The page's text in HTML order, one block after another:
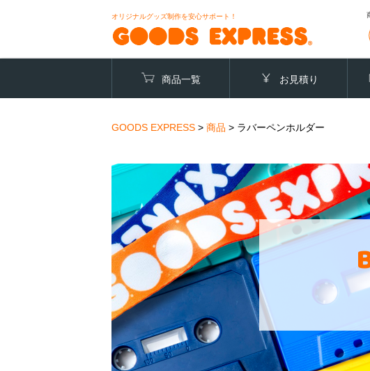
オリジナルグッズ制作を安心サポート！
商品一覧 お見積り
GOODS EXPRESS > 商品 > ラバーペンホルダー